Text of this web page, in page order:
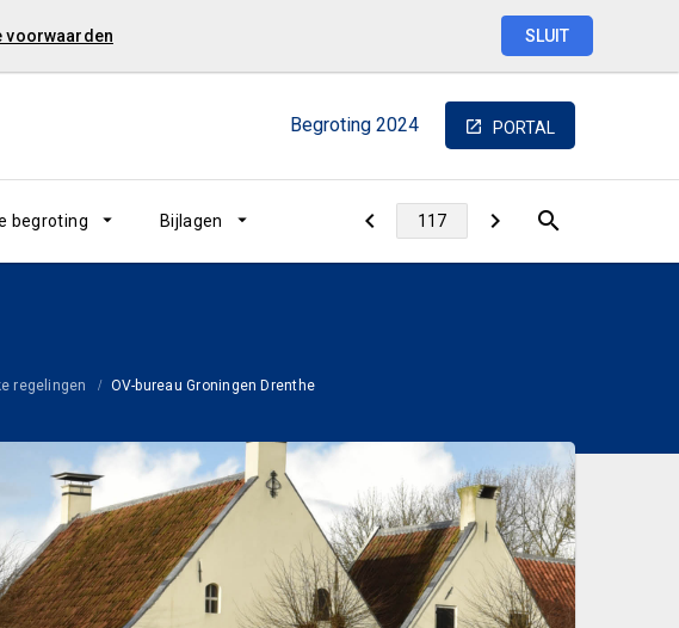
voorwaarden SLUIT
Begroting 2024 PORTAL
begroting Bijlagen
regelingen OV-bureau Groningen Drenthe